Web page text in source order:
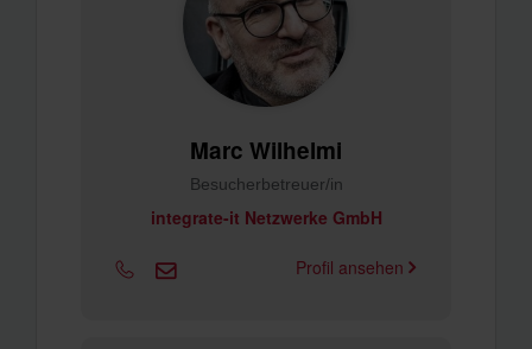
Marc Wilhelmi
Besucherbetreuer/in
integrate-it Netzwerke GmbH
Profil ansehen